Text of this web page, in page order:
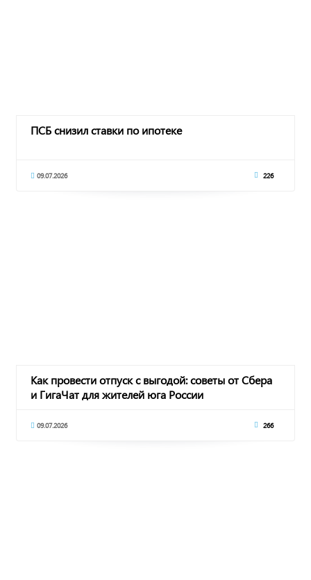
ПСБ снизил ставки по ипотеке
09.07.2026 226
Как провести отпуск с выгодой: советы от Сбера
и ГигаЧат для жителей юга России
09.07.2026 266